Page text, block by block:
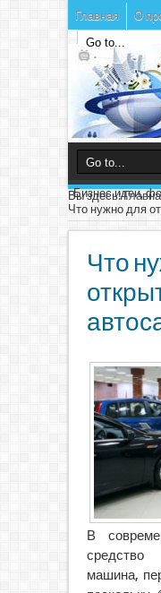
Главная О
Бизнес идеи,
Вы здесь:
Что нужно для
Что
В
машина,